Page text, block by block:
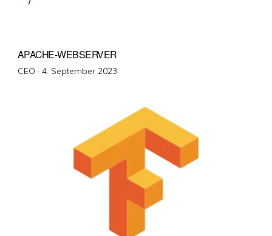
APACHE-WEBSERVER
CEO · Veröffentlicht
4. September 2023